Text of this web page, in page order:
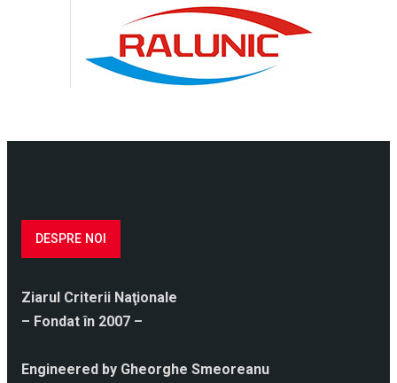
DESPRE NOI
Ziarul Criterii Naţionale
– Fondat în 2007 –
Engineered by Gheorghe Smeoreanu